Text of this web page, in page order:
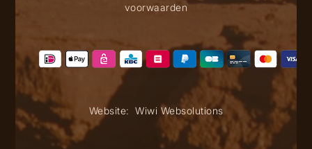
voorwaarden
Website: Wiwi Websolutions